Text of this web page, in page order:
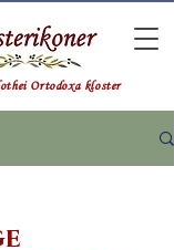
Ortodoxa kloster